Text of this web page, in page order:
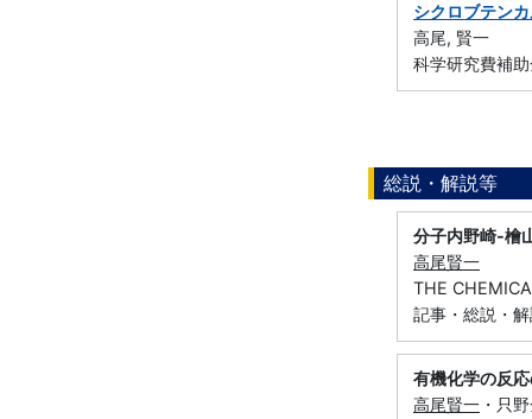
シクロブテン
高尾, 賢一
科学研究費補
総説・解説等
分子内野崎-檜
高尾賢一
THE
記事・総説・
有機化学の反
高尾賢一 ・只